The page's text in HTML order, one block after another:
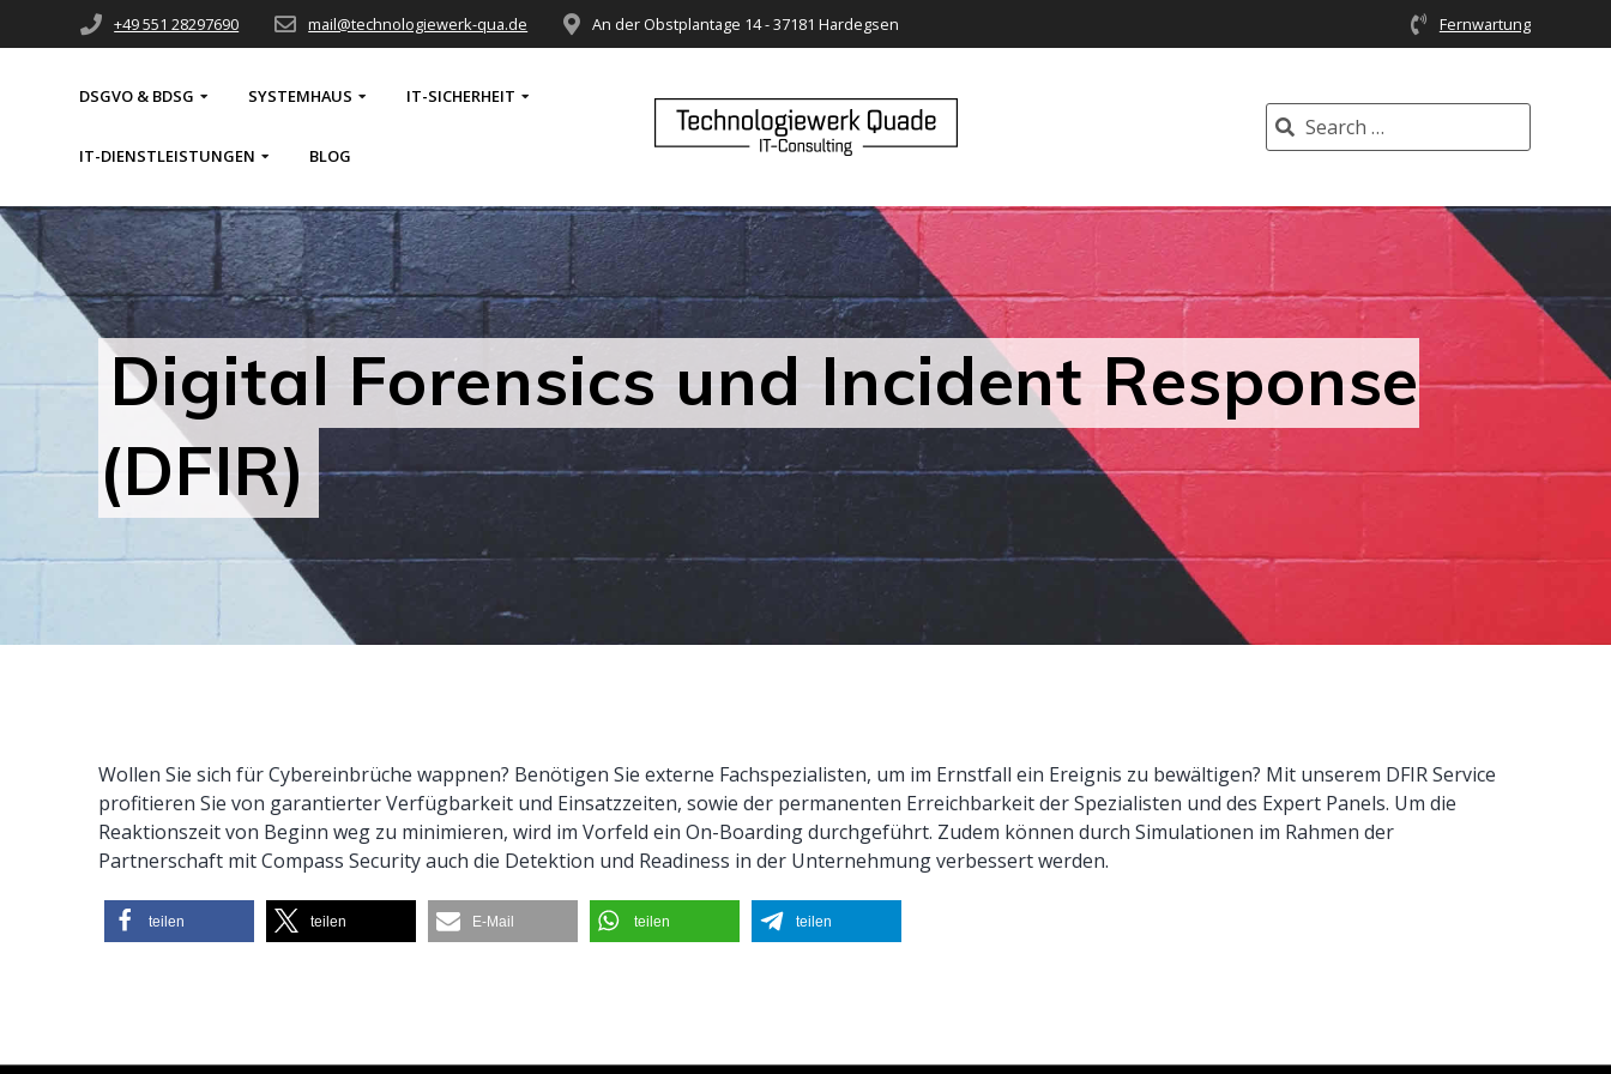
to
+49 551 28297690 mail@technologiewerk-qua.de An der Obstplantage 14 - 37181 Hardegsen Fernwartung
DSGVO & BDSG SYSTEMHAUS IT-SICHERHEIT
IT-DIENSTLEISTUNGEN BLOG
Digital Forensics und Incident Response
(DFIR)
Wollen Sie sich für Cybereinbrüche wappnen? Benötigen Sie externe Fachspezialisten, um im Ernstfall ein Ereignis zu bewältigen? Mit unserem DFIR Service
profitieren Sie von garantierter Verfügbarkeit und Einsatzzeiten, sowie der permanenten Erreichbarkeit der Spezialisten und des Expert Panels. Um die
Reaktionszeit von Beginn weg zu minimieren, wird im Vorfeld ein On-Boarding durchgeführt. Zudem können durch Simulationen im Rahmen der
Partnerschaft mit Compass Security auch die Detektion und Readiness in der Unternehmung verbessert werden.
teilen teilen E-Mail teilen teilen